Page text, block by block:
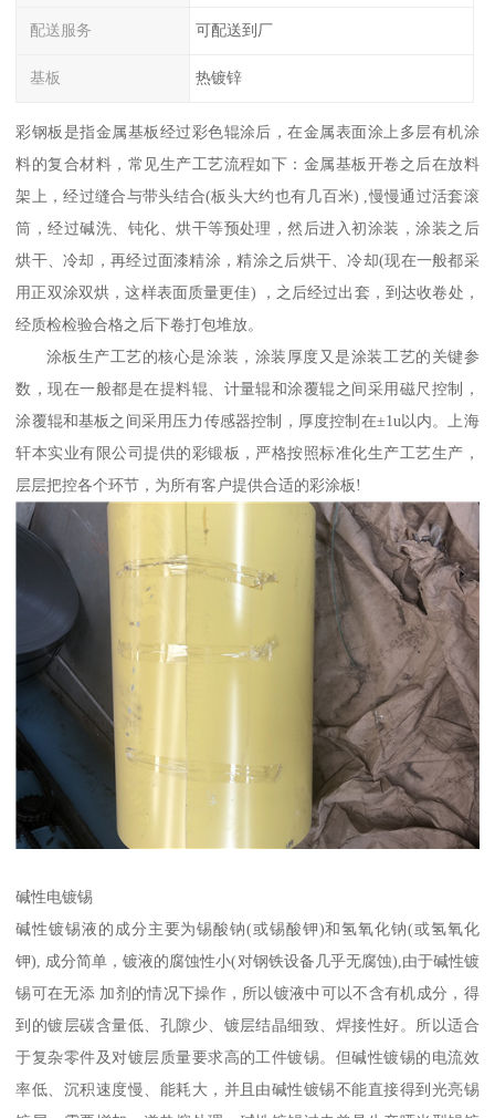
配送服务 可配送到厂
基板 热镀锌
彩钢板是指金属基板经过彩色辊涂后，在金属表面涂上多层有机涂
料的复合材料，常见生产工艺流程如下：金属基板开卷之后在放料
架上，经过缝合与带头结合(板头大约也有几百米) ,慢慢通过活套滚
筒，经过碱洗、钝化、烘干等预处理，然后进入初涂装，涂装之后
烘干、冷却，再经过面漆精涂，精涂之后烘干、冷却(现在一般都采
用正双涂双烘，这样表面质量更佳) ，之后经过出套，到达收卷处，
经质检检验合格之后下卷打包堆放。
涂板生产工艺的核心是涂装，涂装厚度又是涂装工艺的关键参
数，现在一般都是在提料辊、计量辊和涂覆辊之间采用磁尺控制，
涂覆辊和基板之间采用压力传感器控制，厚度控制在±1u以内。上海
轩本实业有限公司提供的彩锻板，严格按照标准化生产工艺生产，
层层把控各个环节，为所有客户提供合适的彩涂板!
碱性电镀锡
碱性镀锡液的成分主要为锡酸钠(或锡酸钾)和氢氧化钠(或氢氧化
钾), 成分简单，镀液的腐蚀性小(对钢铁设备几乎无腐蚀),由于碱性镀
锡可在无添 加剂的情况下操作，所以镀液中可以不含有机成分，得
到的镀层碳含量低、孔隙少、镀层结晶细致、焊接性好。所以适合
于复杂零件及对镀层质量要求高的工件镀锡。但碱性镀锡的电流效
率低、沉积速度慢、能耗大，并且由碱性镀锡不能直接得到光亮锡